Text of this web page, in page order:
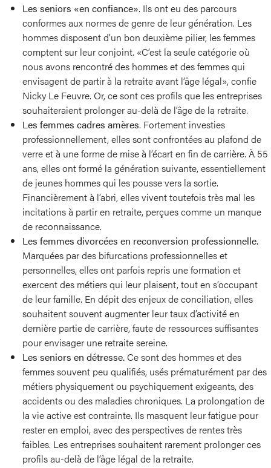
Les seniors «en confiance». Ils ont eu des parcours
conformes aux normes de genre de leur génération. Les
hommes disposent d’un bon deuxième pilier, les femmes
comptent sur leur conjoint. «C’est la seule catégorie où
nous avons rencontré des hommes et des femmes qui
envisagent de partir à la retraite avant l’âge légal», confie
Nicky Le Feuvre. Or, ce sont ces profils que les entreprises
souhaiteraient prolonger au-delà de l’âge de la retraite.
Les femmes cadres amères. Fortement investies
professionnellement, elles sont confrontées au plafond de
verre et à une forme de mise à l’écart en fin de carrière. À 55
ans, elles ont formé la génération suivante, essentiellement
de jeunes hommes qui les pousse vers la sortie.
Financièrement à l’abri, elles vivent toutefois très mal les
incitations à partir en retraite, perçues comme un manque
de reconnaissance.
Les femmes divorcées en reconversion professionnelle.
Marquées par des bifurcations professionnelles et
personnelles, elles ont parfois repris une formation et
exercent des métiers qui leur plaisent, tout en s’occupant
de leur famille. En dépit des enjeux de conciliation, elles
souhaitent souvent augmenter leur taux d’activité en
dernière partie de carrière, faute de ressources suffisantes
pour envisager une retraite sereine.
Les seniors en détresse.Ce sont des hommes et des
femmes souvent peu qualifiés, usés prématurément par des
métiers physiquement ou psychiquement exigeants, des
accidents ou des maladies chroniques. La prolongation de
la vie active est contrainte. Ils masquent leur fatigue pour
rester en emploi, avec des perspectives de rentes très
faibles. Les entreprises souhaitent rarement prolonger ces
profils au-delà de l’âge légal de la retraite.